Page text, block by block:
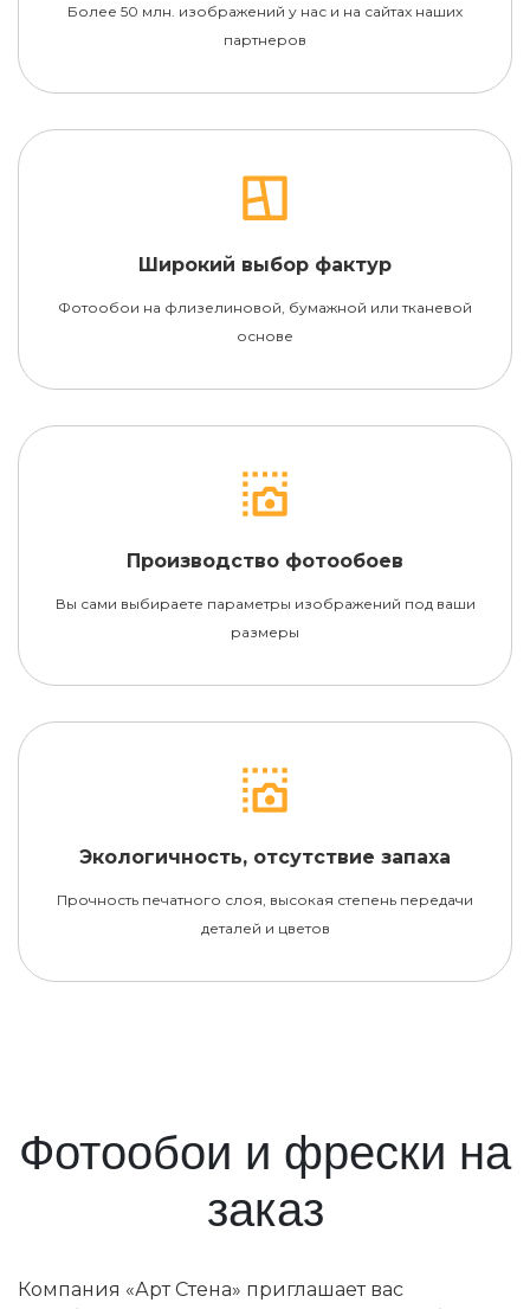
Более 50 млн. изображений у нас и на сайтах наших
партнеров
Широкий выбор фактур
Фотообои на флизелиновой, бумажной или тканевой
основе
Производство фотообоев
Вы сами выбираете параметры изображений под ваши
размеры
Экологичность, отсутствие запаха
Прочность печатного слоя, высокая степень передачи
деталей и цветов
Фотообои и фрески на
заказ
Компания «Арт Стена» приглашает вас